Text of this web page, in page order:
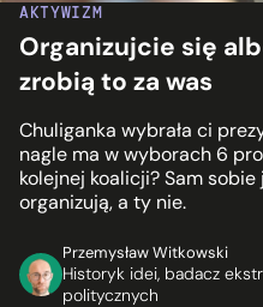
AKTYWIZM
Organizujcie się
zrobią to za was
Chuliganka wybrała ci
nagle ma w wyborach 6
kolejnej koalicji? Sam
organizują, a ty nie.
Przemysław Witkowski
Historyk idei, badacz
politycznych